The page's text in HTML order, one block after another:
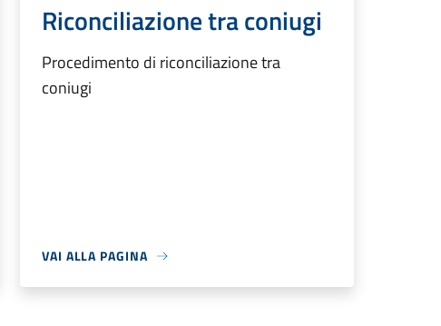
Riconciliazione tra coniugi
Procedimento di riconciliazione tra
coniugi
VAI ALLA PAGINA